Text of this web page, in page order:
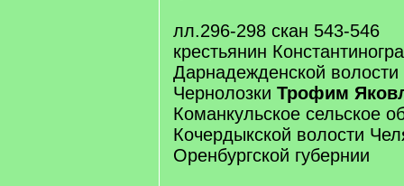
лл.296-298 скан 543-546
крестьянин
Дарнадежденской волости
Чернолозки Трофим
Команкульское сельское
Кочердыкской волости
Оренбургской губернии